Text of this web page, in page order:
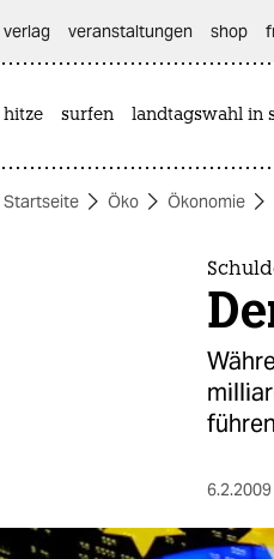
themen
berlin
verlag
veranstaltungen shop
hitze surfen landtagswahl in
Startseite Öko Ökonomie
6.2.2009